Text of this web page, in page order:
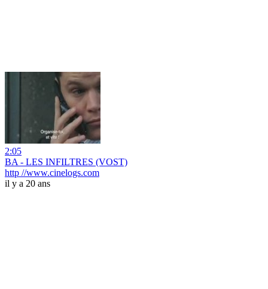
2:05
BA - LES INFILTRES (VOST)
http //www.cinelogs.com
il y a 20 ans